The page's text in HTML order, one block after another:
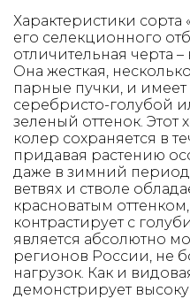
Характеристики сорта
его селекционного
отличительная черта
Она жесткая,
парные пучки, и
серебристо-голубой
зеленый оттенок.
колер сохраняется в
придавая растению
даже в зимний
ветвях и стволе
красноватым
контрастирует с
является абсолютно
регионов России, не
нагрузок. Как и
демонстрирует